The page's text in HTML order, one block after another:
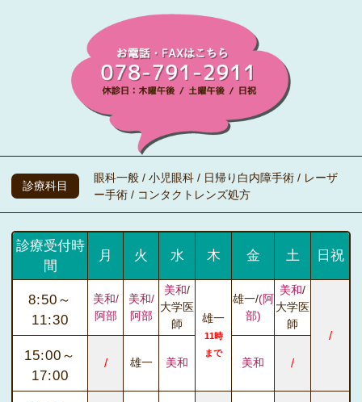
診療科目
眼科一般 / 小児眼科 / 日帰り白内障手術 / レーザ
ー手術 / コンタクトレンズ処方
診療受付時
間
月 火 水 木 金 土 日祝
8:50～
11:30
美和/
阿部
美和/
阿部
美和/
大学医
師
雄一
11時
まで
雄一/(阿
部)
美和/
大学医
師
/
15:00～
17:00
/ 雄一 美和 美和 /